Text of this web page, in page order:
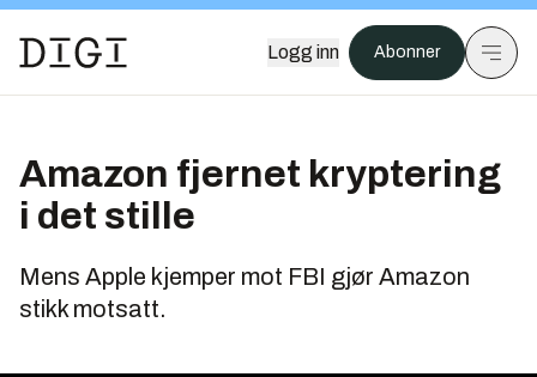
Logg inn Abonner
Amazon fjernet kryptering
i det stille
Mens Apple kjemper mot FBI gjør Amazon
stikk motsatt.